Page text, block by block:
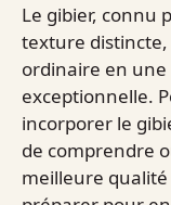
Le gibier, connu
texture
ordinaire en
exceptionnelle.
incorporer le
de comprendre
meilleure